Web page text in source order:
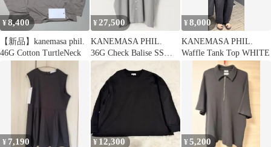
¥8,400
【新品】kanemasa phil.
46G Cotton TurtleNeck
¥27,500
KANEMASA PHIL.
36G Check Balise SS
Shirt
¥8,000
KANEMASA PHIL.
Waffle Tank Top WHITE
¥ 7,190 ¥ 12,300 ¥5,200